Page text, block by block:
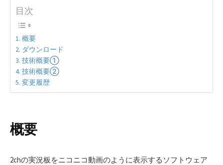
目次
概要
ダウンロード
技術概要①
技術概要②
変更履歴
概要
2chの実況板をニコニコ動画のように表示するソフトウェア